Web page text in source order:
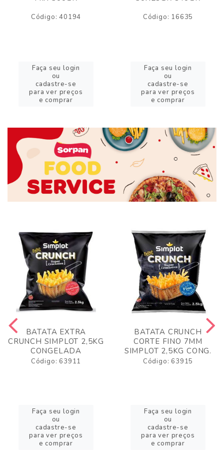
Código: 40194
Faça seu login
ou
cadastre-se
para ver preços
e comprar
Código: 16635
Faça seu login
ou
cadastre-se
para ver preços
e comprar
BATATA EXTRA
CRUNCH SIMPLOT 2,5KG
CONGELADA
Código: 63911
Faça seu login
ou
cadastre-se
para ver preços
e comprar
BATATA CRUNCH
CORTE FINO 7MM
SIMPLOT 2,5KG CONG.
Código: 63915
Faça seu login
ou
cadastre-se
para ver preços
e comprar